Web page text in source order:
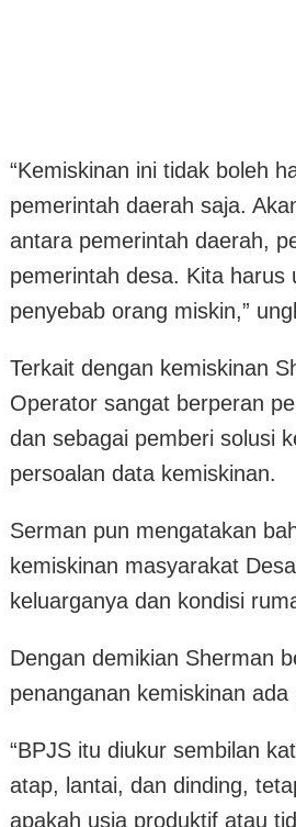
“Kemiskinan ini tidak boleh
pemerintah daerah saja.
antara pemerintah daerah,
pemerintah desa. Kita harus
penyebab orang miskin,”
Terkait dengan kemiskinan
Operator sangat berperan
dan sebagai pemberi solusi
persoalan data kemiskinan.
Serman pun mengatakan
kemiskinan masyarakat
keluarganya dan kondisi
Dengan demikian Sherman
penanganan kemiskinan
“BPJS itu diukur sembilan
atap, lantai, dan dinding,
apakah usia produktif atau